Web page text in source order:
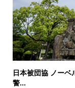
日本被団協 ノー
警...